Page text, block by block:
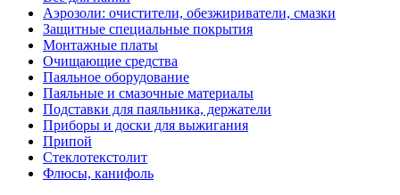
Аэрозоли: очистители, обезжириватели, смазки
Защитные специальные покрытия
Монтажные платы
Очищающие средства
Паяльное оборудование
Паяльные и смазочные материалы
Подставки для паяльника, держатели
Приборы и доски для выжигания
Припой
Стеклотекстолит
Флюсы, канифоль